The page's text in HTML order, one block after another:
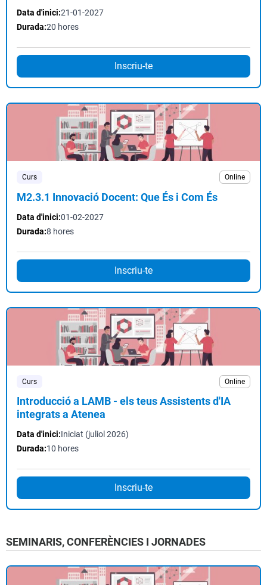
Data d'inici:21-01-2027
Durada:20 hores
Inscriu-te
Curs Online
M2.3.1 Innovació Docent: Que És i Com És
Data d'inici:01-02-2027
Durada:8 hores
Inscriu-te
Curs Online
Introducció a LAMB - els teus Assistents d'IA
integrats a Atenea
Data d'inici:Iniciat (juliol 2026)
Durada:10 hores
Inscriu-te
SEMINARIS, CONFERÈNCIES I JORNADES